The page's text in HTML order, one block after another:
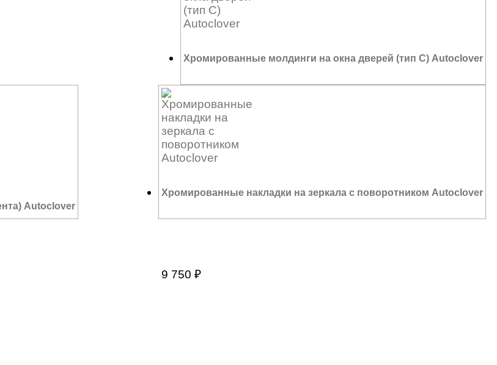
Хромированные молдинги на окна дверей (тип С) Autoclover
7 800₽
Autoclover
Хромированные накладки на зеркала с поворотником Autoclover
9 750 ₽